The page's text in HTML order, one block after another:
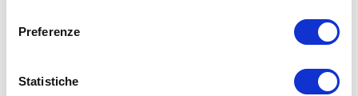
Preferenze
Statistiche